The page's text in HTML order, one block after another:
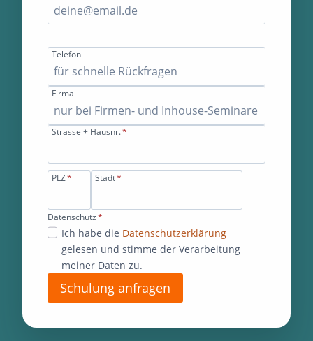
Telefon
Firma
Strasse + Hausnr.*
PLZ* Stadt*
Datenschutz*
Ich habe die Datenschutzerklärung
gelesen und stimme der Verarbeitung
meiner Daten zu.
Schulung anfragen